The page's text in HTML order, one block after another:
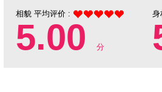
相貌 平均评价 :
5.00 分
身